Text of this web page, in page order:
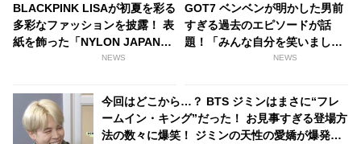
BLACKPINK LISAが初夏を彩る
多彩なファッションを披露！ 表
紙を飾った「NYLON JAPAN」
のティーザー映像が公開[動画あ
NEWS
GOT7 ベンベンが明かした男前
すぎる過去のエピソードが話
題！「みんな自分を笑いまし
た」自分の可能性を信じ続けた
NEWS
今回はどこから…？ BTS ジミンはまさに“フレ
ームイン・キング”だった！ お見事すぎる登場方
法の数々に爆笑！ ジミンの天性の愛嬌が爆発し